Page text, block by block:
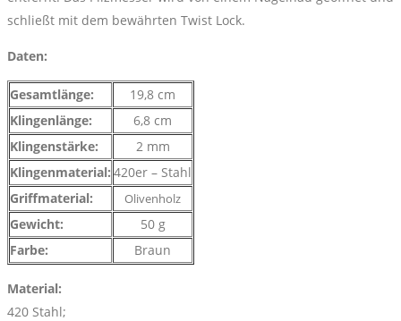
schließt mit dem bewährten Twist Lock.
Daten:
Gesamtlänge:
19,8 cm
Klingenlänge:
6,8 cm
Klingenstärke:
2 mm
Klingenmaterial: 420er – Stahl
Griffmaterial:
Olivenholz
Gewicht:
50 g
Farbe:
Braun
Material:
420 Stahl;